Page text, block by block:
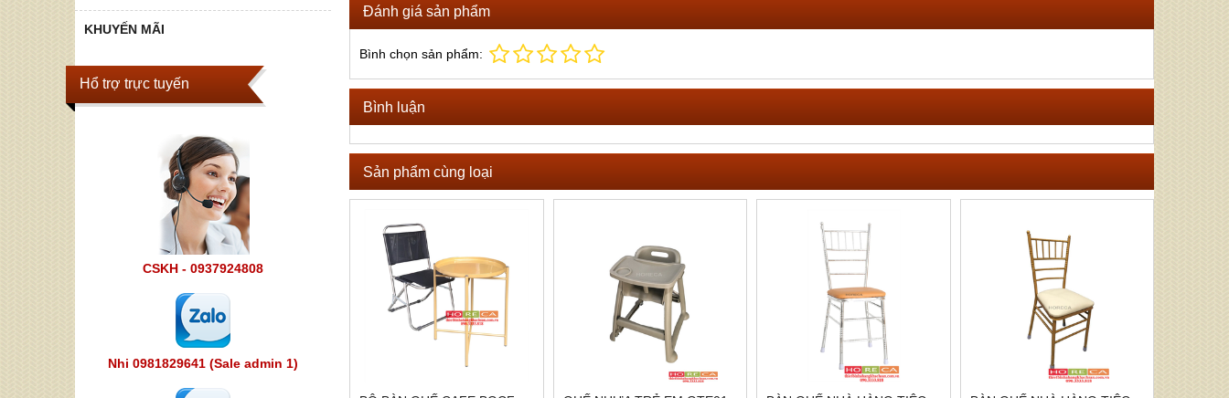
KHUYẾN MÃI
Hổ trợ trực tuyến
CSKH - 0937924808
Nhi 0981829641 (Sale admin 1)
Đánh giá sản phẩm
Bình chọn sản phẩm:
Bình luận
Sản phẩm cùng loại